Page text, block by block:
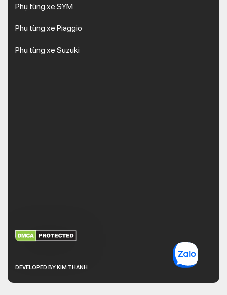
Phụ tùng xe SYM
Phụ tùng xe Piaggio
Phụ tùng xe Suzuki
DEVELOPED BY KIM THANH
XEM THÊM